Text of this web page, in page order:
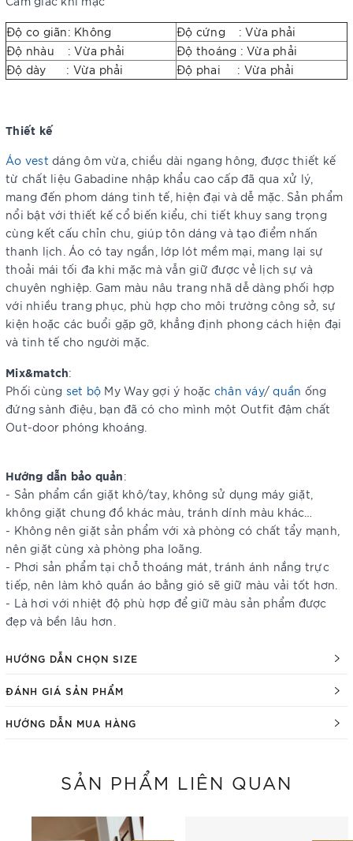
Độ co giãn: Không
Độ cứng : Vừa phải
Độ nhàu : Vừa phải
Độ thoáng : Vừa phải
Độ dày : Vừa phải
Độ phai : Vừa phải
Thiết kế
Áo vest dáng ôm vừa, chiều dài ngang hông, được thiết kế
từ chất liệu Gabadine nhập khẩu cao cấp đã qua xử lý,
mang đến phom dáng tinh tế, hiện đại và dễ mặc. Sản phẩm
nổi bật với thiết kế cổ biến kiểu, chi tiết khuy sang trọng
cùng kết cấu chỉn chu, giúp tôn dáng và tạo điểm nhấn
thanh lịch. Áo có tay ngắn, lớp lót mềm mại, mang lại sự
thoải mái tối đa khi mặc mà vẫn giữ được vẻ lịch sự và
chuyên nghiệp. Gam màu nâu trang nhã dễ dàng phối hợp
với nhiều trang phục, phù hợp cho môi trường công sở, sự
kiện hoặc các buổi gặp gỡ, khẳng định phong cách hiện đại
và tinh tế cho người mặc.
Mix&match:
Phối cùng set bộ My Way gợi ý hoặc chân váy/quần ống
đứng sành điệu, bạn đã có cho mình một Outfit đậm chất
Out-door phóng khoáng.
Hướng dẫn bảo quản:
- Sản phẩm cần giặt khô/tay, không sử dụng máy giặt,
không giặt chung đồ khác màu, tránh dính màu khác…
- Không nên giặt sản phẩm với xà phòng có chất tẩy mạnh,
nên giặt cùng xà phòng pha loãng.
- Phơi sản phẩm tại chỗ thoáng mát, tránh ánh nắng trực
tiếp, nên làm khô quần áo bằng gió sẽ giữ màu vải tốt hơn.
- Là hơi với nhiệt độ phù hợp để giữ màu sản phẩm được
đẹp và bền lâu hơn.
HƯỚNG DẪN CHỌN SIZE
ĐÁNH GIÁ SẢN PHẨM
HƯỚNG DẪN MUA HÀNG
SẢN PHẨM LIÊN QUAN